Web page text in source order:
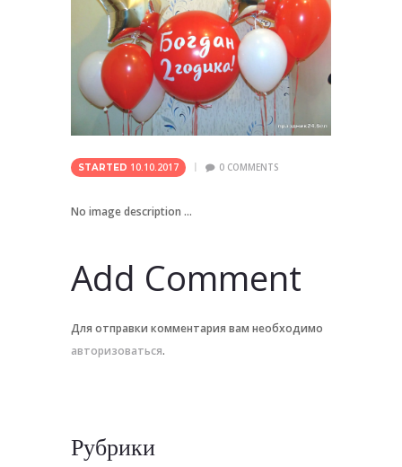
STARTED 10.10.2017 0COMMENTS
No image description ...
Add Comment
Для отправки комментария вам необходимо
авторизоваться.
Рубрики